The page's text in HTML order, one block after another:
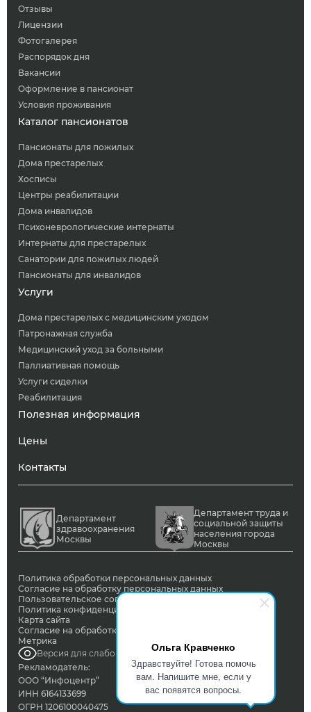
Ольга Кравченко
Здравствуйте! Готова помочь
вам. Напишите мне, если у
вас появятся вопросы.
Отзывы
Лицензии
Фотогалерея
Распорядок дня
Вакансии
Оформление в пансионат
Условия проживания
Каталог пансионатов
Пансионаты для пожилых
Дома престарелых
Хосписы
Центры реабилитации
Дома инвалидов
Психоневрологические интернаты
Интернаты для престарелых
Санатории для пожилых людей
Пансионаты для инвалидов
Услуги
Дома престарелых с медицинским уходом
Патронажная служба
Медицинский уход за больными
Паллиативная помощь
Услуги сиделки
Реабилитация
Полезная информация
Цены
Контакты
Департамент
здравоохранения
Москвы
Департамент труда и
социальной защиты
населения города
Москвы
Политика обработки персональных данных
Согласие на обработку персональных данных
Пользовательское соглашение
Политика конфиденциальности
Карта сайта
Согласие на обработку ПД с помощью сервиса Яндекс
Метрика
Версия для слабовидящих
Рекламодатель:
ООО “Инфоцентр”
ИНН 6164133699
ОГРН 1206100040475